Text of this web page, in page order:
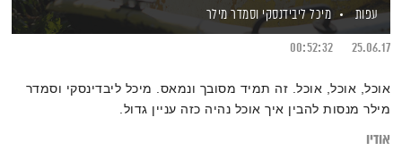
עפות
מיכל ליבידנסקי וסמדר מילר
25.06.17
00:52:32
אוכל, אוכל, אוכל. זה תמיד מסובך ונמאס. מיכל ליבדינסקי וסמדר
מילר מנסות להבין איך אוכל נהיה כזה עניין גדול.
אודיו